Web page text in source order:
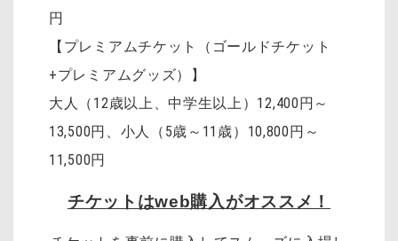
円
【プレミアムチケット（ゴールドチケット
+プレミアムグッズ）】
大人（12歳以上、中学生以上）12,400円～
13,500円、小人（5歳～11歳）10,800円～
11,500円
チケットはweb購入がオススメ！